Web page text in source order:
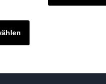
Dieses
weist